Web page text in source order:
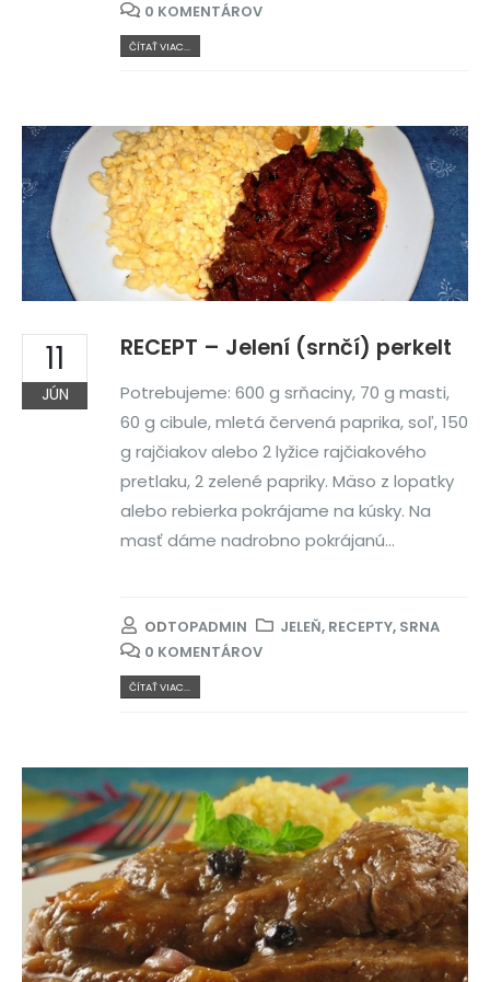
0 KOMENTÁROV
ČÍTAŤ VIAC...
11
JÚN
RECEPT – Jelení (srnčí) perkelt
Potrebujeme: 600 g srňaciny, 70 g masti,
60 g cibule, mletá červená paprika, soľ, 150
g rajčiakov alebo 2 lyžice rajčiakového
pretlaku, 2 zelené papriky. Mäso z lopatky
alebo rebierka pokrájame na kúsky. Na
masť dáme nadrobno pokrájanú...
ODTOPADMIN JELEŇ, RECEPTY, SRNA
0 KOMENTÁROV
ČÍTAŤ VIAC...